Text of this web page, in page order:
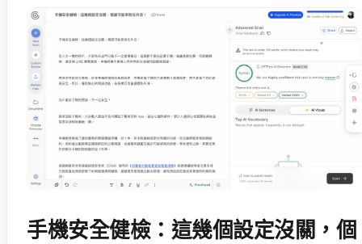
手機安全健檢：這幾個設定沒關，個